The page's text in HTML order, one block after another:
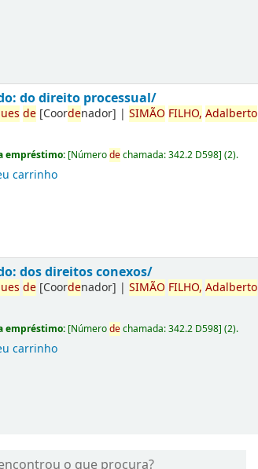
do direito processual/
de [Coordenador] |SIMÃO FILHO, Adalberto
empréstimo: [Númerodechamada:342.2 D598](2).
carrinho
dos direitos conexos/
de [Coordenador] |SIMÃO FILHO, Adalberto
empréstimo: [Númerodechamada:342.2 D598](2).
carrinho